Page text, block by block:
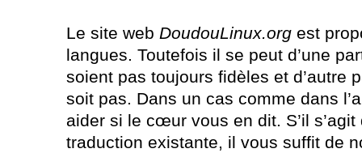
Le site web DoudouLinux.orgest
langues. Toutefois il se peut d’une
soient pas toujours fidèles et d’autre
soit pas. Dans un cas comme dans
aider si le cœur vous en dit. S’il s’agit
traduction existante, il vous suffit de